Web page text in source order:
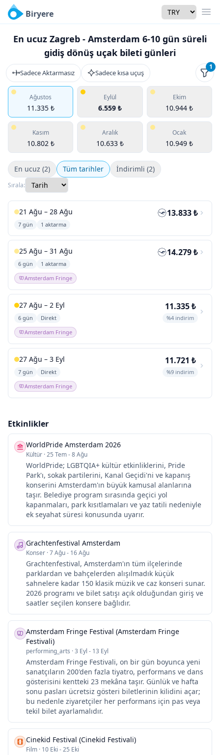
Biryere Currency
En ucuz Zagreb - Amsterdam 6-10 gün süreli
gidiş dönüş uçak bileti günleri
Sadece Aktarmasız Sadece kısa uçuş
1
Ağustos
11.335 ₺
Eylül
6.559 ₺
Ekim
10.944 ₺
Kasım
10.802 ₺
Aralık
10.633 ₺
Ocak
10.949 ₺
En ucuz (2) Tüm tarihler İndirimli (2)
Sırala:
21 Ağu – 28 Ağu
7 gün 1 aktarma
13.833 ₺
25 Ağu – 31 Ağu
6 gün
1 aktarma
Amsterdam Fringe
14.279 ₺
27 Ağu – 2 Eyl
6 gün
Direkt
Amsterdam Fringe
11.335 ₺
%4 indirim
27 Ağu – 3 Eyl
7 gün
Direkt
Amsterdam Fringe
11.721 ₺
%9 indirim
Etkinlikler
WorldPride Amsterdam 2026
Kültür ·25 Tem - 8 Ağu
WorldPride; LGBTQIA+ kültür etkinliklerini, Pride
Park'ı, sokak partilerini, Kanal Geçidi'ni ve kapanış
konserini Amsterdam'ın büyük kamusal alanlarına
taşır. Belediye program sırasında geçici yol
kapanmaları, park kısıtlamaları ve yaz tatili nedeniyle
ek seyahat süresi konusunda uyarır.
Grachtenfestival Amsterdam
Konser ·7 Ağu - 16 Ağu
Grachtenfestival, Amsterdam'ın tüm ilçelerinde
parklardan ve bahçelerden alışılmadık küçük
sahnelere kadar 150 klasik müzik ve caz konseri sunar.
2026 programı ve bilet satışı açık olduğundan giriş ve
saatler seçilen konsere bağlıdır.
Amsterdam Fringe Festival (Amsterdam Fringe
Festivali)
performing_arts ·3 Eyl - 13 Eyl
Amsterdam Fringe Festivali, on bir gün boyunca yeni
sanatçıların 200'den fazla tiyatro, performans ve dans
gösterisini kentteki 23 mekâna taşır. Günlük ve hafta
sonu pasları ücretsiz gösteri biletlerinin kilidini açar;
bu nedenle ziyaretçiler her performans için pas veya
tekil bilet ayarlamalıdır.
Cinekid Festival (Cinekid Festivali)
Film · 10 Eki - 25 Eki